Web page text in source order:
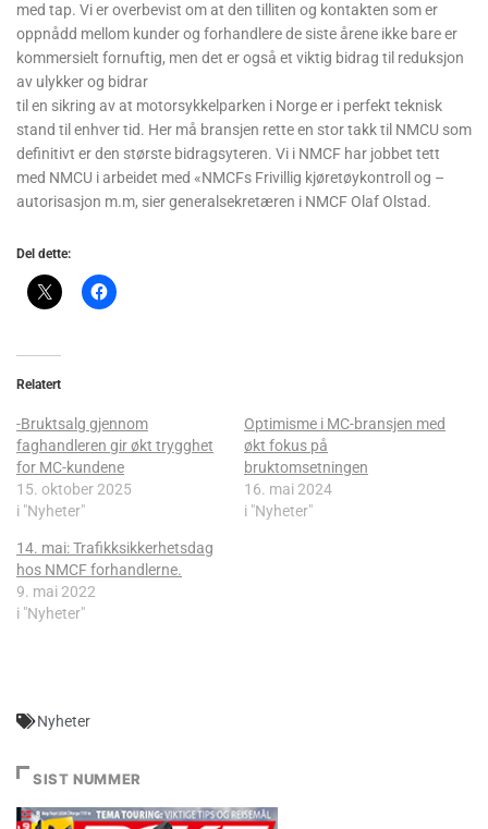
med tap. Vi er overbevist om at den tilliten og kontakten som er
oppnådd mellom kunder og forhandlere de siste årene ikke bare er
kommersielt fornuftig, men det er også et viktig bidrag til reduksjon
av ulykker og bidrar
til en sikring av at motorsykkelparken i Norge er i perfekt teknisk
stand til enhver tid. Her må bransjen rette en stor takk til NMCU som
definitivt er den største bidragsyteren. Vi i NMCF har jobbet tett
med NMCU i arbeidet med «NMCFs Frivillig kjøretøykontroll og –
autorisasjon m.m, sier generalsekretæren i NMCF Olaf Olstad.
Del dette:
Relatert
-Bruktsalg gjennom
faghandleren gir økt trygghet
for MC-kundene
15. oktober 2025
i "Nyheter"
Optimisme i MC-bransjen med
økt fokus på
bruktomsetningen
16. mai 2024
i "Nyheter"
14. mai: Trafikksikkerhetsdag
hos NMCF forhandlerne.
9. mai 2022
i "Nyheter"
Nyheter
SIST NUMMER